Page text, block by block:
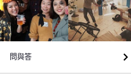
問與答